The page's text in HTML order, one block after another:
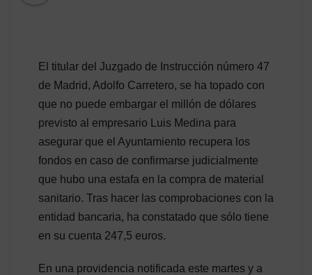
El titular del Juzgado de Instrucción número 47
de Madrid, Adolfo Carretero, se ha topado con
que no puede embargar el millón de dólares
previsto al empresario Luis Medina para
asegurar que el Ayuntamiento recupera los
fondos en caso de confirmarse judicialmente
que hubo una estafa en la compra de material
sanitario. Tras hacer las comprobaciones con la
entidad bancaria, ha constatado que sólo tiene
en su cuenta 247,5 euros.
En una providencia notificada este martes y a